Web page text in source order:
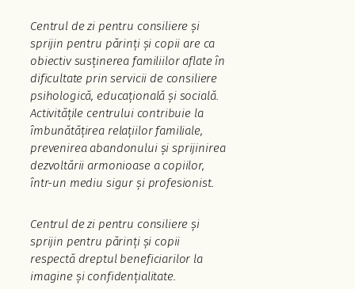
Centrul de zi pentru consiliere și
sprijin pentru părinți și copii are ca
obiectiv susținerea familiilor aflate în
dificultate prin servicii de consiliere
psihologică, educațională și socială.
Activitățile centrului contribuie la
îmbunătățirea relațiilor familiale,
prevenirea abandonului și sprijinirea
dezvoltării armonioase a copiilor,
într-un mediu sigur și profesionist.
Centrul de zi pentru consiliere şi
sprijin pentru părinţi şi copii
respectă dreptul beneficiarilor la
imagine şi confidenţialitate.